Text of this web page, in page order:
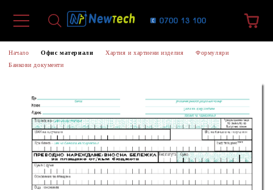
Начало Офис материали Хартия и хартиени изделия
Формуляри
Банкови документи